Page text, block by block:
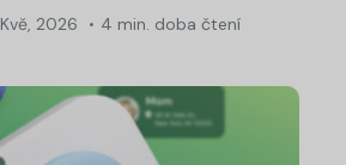
2026 4 min. doba čtení